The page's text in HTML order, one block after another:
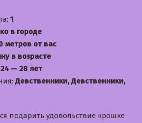
1
в городе
метров от вас
в возрасте
24 — 28 лет
Девственники, Девственники,
подарить удовольствие крошке